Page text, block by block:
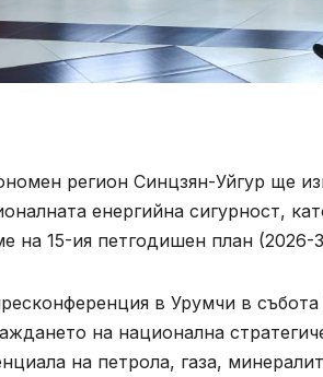
регион Синцзян-Уйгур ще
енергийна сигурност,
на 15-ия петгодишен план (2026-
в Урумчи в
на национална
на петрола, газа,